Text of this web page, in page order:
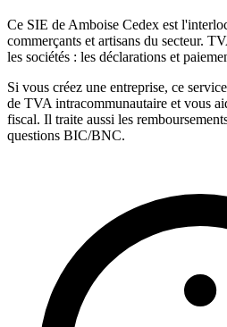
Ce SIE de Amboise Cedex est
commerçants et artisans du secteur.
les sociétés : les déclarations et
Si vous créez une entreprise, ce
de TVA intracommunautaire et vous
fiscal. Il traite aussi les
questions BIC/BNC.